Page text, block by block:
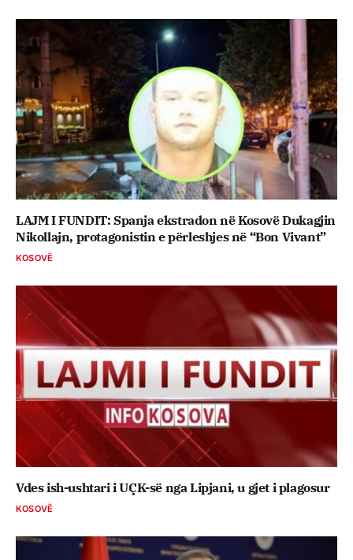
LAJM I FUNDIT: Spanja ekstradon në Kosovë Dukagjin
Nikollajn, protagonistin e përleshjes në “Bon Vivant”
KOSOVË
Vdes ish-ushtari i UÇK-së nga Lipjani, u gjet i plagosur
KOSOVË